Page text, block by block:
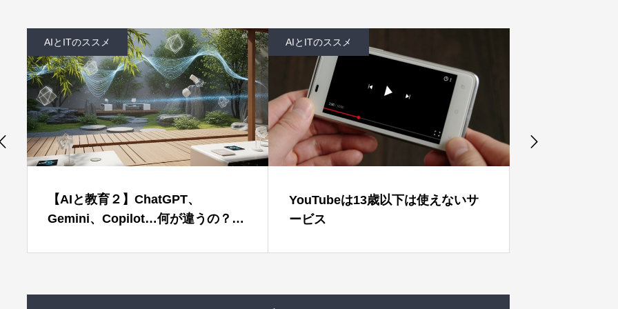
】ChatGPT、
何が違うの？あ
AIとITのススメ
YouTubeは13歳以下は使えないサ
ービス
【無料配布】中高生と指導者向け